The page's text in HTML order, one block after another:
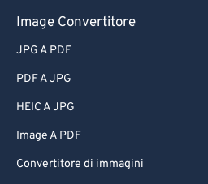
Image Convertitore
JPG A PDF
PDF A JPG
HEIC A JPG
Image A PDF
Convertitore di immagini